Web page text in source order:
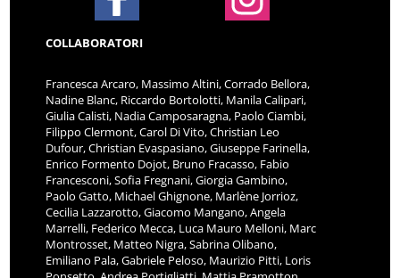
COLLABORATORI
Francesca Arcaro, Massimo Altini, Corrado Bellora,
Nadine Blanc, Riccardo Bortolotti, Manila Calipari,
Giulia Calisti, Nadia Camposaragna, Paolo Ciambi,
Filippo Clermont, Carol Di Vito, Christian Leo
Dufour, Christian Evaspasiano, Giuseppe Farinella,
Enrico Formento Dojot, Bruno Fracasso, Fabio
Francesconi, Sofia Fregnani, Giorgia Gambino,
Paolo Gatto, Michael Ghignone, Marlène Jorrioz,
Cecilia Lazzarotto, Giacomo Mangano, Angela
Marrelli, Federico Mecca, Luca Mauro Melloni, Marc
Montrosset, Matteo Nigra, Sabrina Olibano,
Emiliano Pala, Gabriele Peloso, Maurizio Pitti, Loris